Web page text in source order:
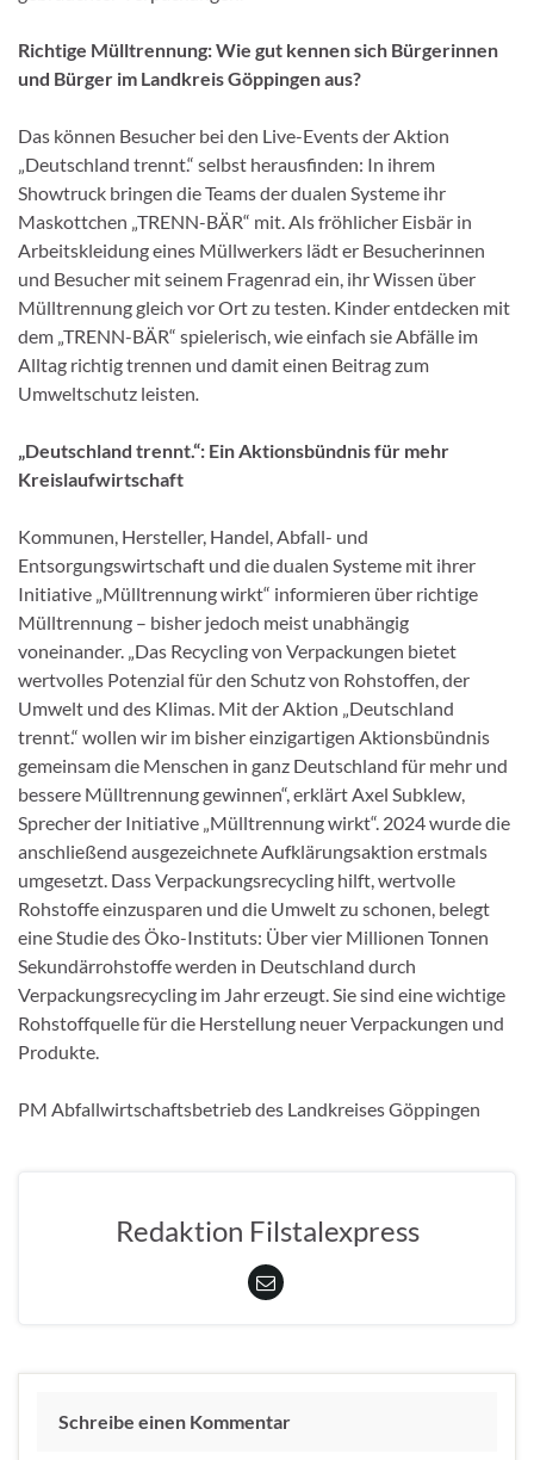
Richtige Mülltrennung: Wie gut kennen sich Bürgerinnen
und Bürger im Landkreis Göppingen aus?
Das können Besucher bei den Live-Events der Aktion
„Deutschland trennt.“ selbst herausfinden: In ihrem
Showtruck bringen die Teams der dualen Systeme ihr
Maskottchen „TRENN-BÄR“ mit. Als fröhlicher Eisbär in
Arbeitskleidung eines Müllwerkers lädt er Besucherinnen
und Besucher mit seinem Fragenrad ein, ihr Wissen über
Mülltrennung gleich vor Ort zu testen. Kinder entdecken mit
dem „TRENN-BÄR“ spielerisch, wie einfach sie Abfälle im
Alltag richtig trennen und damit einen Beitrag zum
Umweltschutz leisten.
„Deutschland trennt.“: Ein Aktionsbündnis für mehr
Kreislaufwirtschaft
Kommunen, Hersteller, Handel, Abfall- und
Entsorgungswirtschaft und die dualen Systeme mit ihrer
Initiative „Mülltrennung wirkt“ informieren über richtige
Mülltrennung – bisher jedoch meist unabhängig
voneinander. „Das Recycling von Verpackungen bietet
wertvolles Potenzial für den Schutz von Rohstoffen, der
Umwelt und des Klimas. Mit der Aktion „Deutschland
trennt.“ wollen wir im bisher einzigartigen Aktionsbündnis
gemeinsam die Menschen in ganz Deutschland für mehr und
bessere Mülltrennung gewinnen“, erklärt Axel Subklew,
Sprecher der Initiative „Mülltrennung wirkt“. 2024 wurde die
anschließend ausgezeichnete Aufklärungsaktion erstmals
umgesetzt. Dass Verpackungsrecycling hilft, wertvolle
Rohstoffe einzusparen und die Umwelt zu schonen, belegt
eine Studie des Öko-Instituts: Über vier Millionen Tonnen
Sekundärrohstoffe werden in Deutschland durch
Verpackungsrecycling im Jahr erzeugt. Sie sind eine wichtige
Rohstoffquelle für die Herstellung neuer Verpackungen und
Produkte.
PM Abfallwirtschaftsbetrieb des Landkreises Göppingen
Redaktion Filstalexpress
Schreibe einen Kommentar